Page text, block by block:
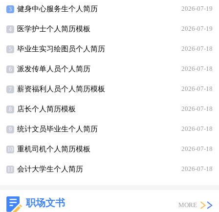
3 2026-07-19
健身中心服务生个人简历
4 2026-07-19
医学护士个人简历模板
5 2026-07-18
毕业生实习绘图员个人简历
6 2026-07-18
派发传单人员个人简历
7 2026-07-18
薪资福利人员个人简历模板
8 2026-07-18
店长个人简历模板
9 2026-07-18
统计文员毕业生个人简历
10 2026-07-18
重机司机个人简历模板
11 2026-07-18
会计大学生个人简历
职场文书 MORE